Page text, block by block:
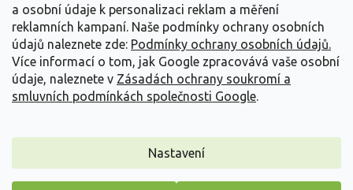
a osobní údaje k personalizaci reklam a měření
reklamních kampaní. Naše podmínky ochrany osobních
údajů naleznete zde: Podmínky ochrany osobních údajů.
Více informací o tom, jak Google zpracovává vaše osobní
údaje, naleznete v Zásadách ochrany soukromí a
smluvních podmínkách společnosti Google.
Nastavení
Vytvořil Shoptet